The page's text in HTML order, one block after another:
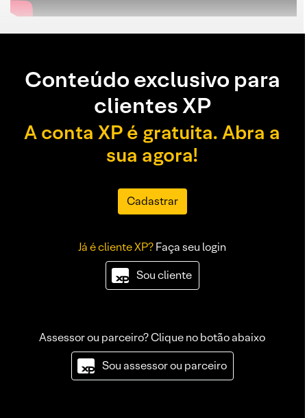
Conteúdo exclusivo para
clientes XP
A conta XP é gratuita. Abra a
sua agora!
Cadastrar
Já é cliente XP?Faça seu login
Sou cliente
Assessor ou parceiro? Clique no botão abaixo
Sou assessor ou parceiro